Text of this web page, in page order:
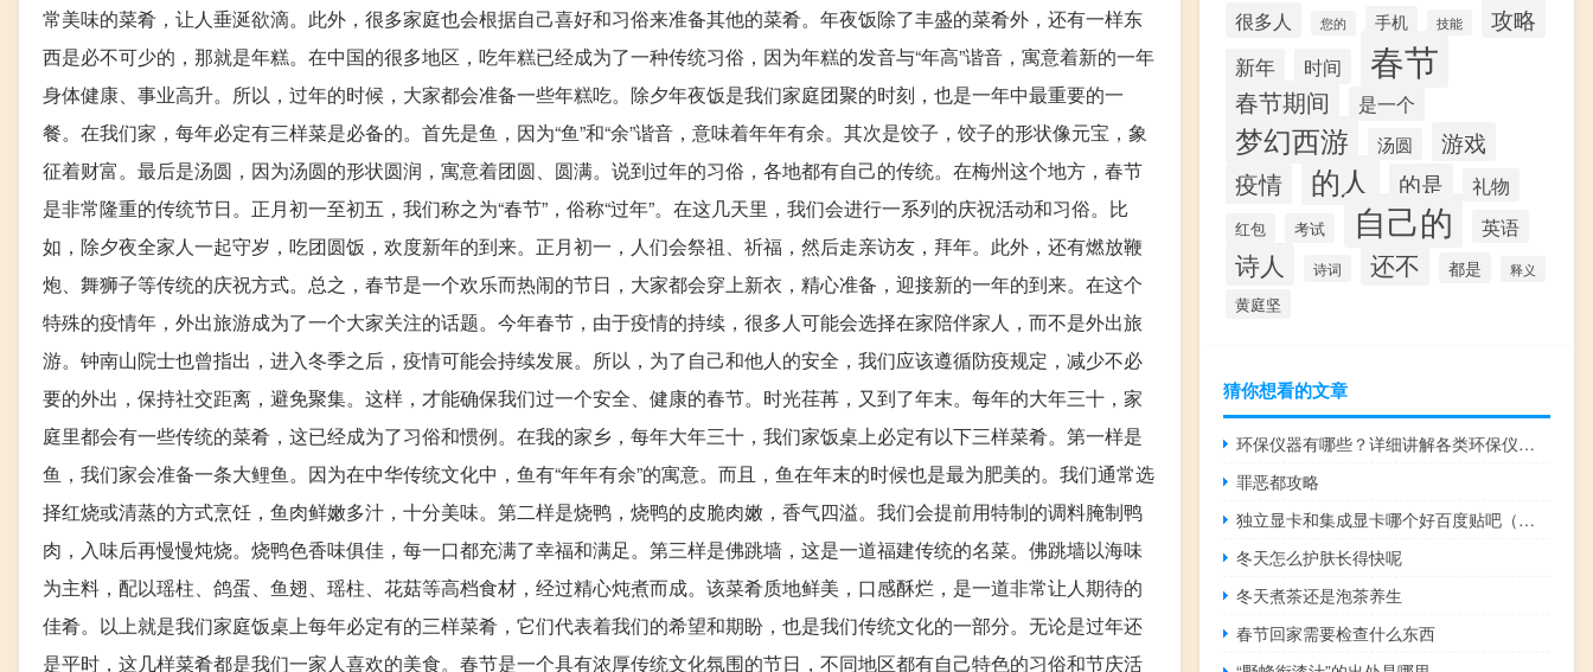
常美味的菜肴，让人垂涎欲滴。此外，很多家庭也会根据自己喜好和习俗来准备其他的菜肴。年夜饭除了丰盛的菜肴外，还有一样东
西是必不可少的，那就是年糕。在中国的很多地区，吃年糕已经成为了一种传统习俗，因为年糕的发音与“年高”谐音，寓意着新的一年
身体健康、事业高升。所以，过年的时候，大家都会准备一些年糕吃。除夕年夜饭是我们家庭团聚的时刻，也是一年中最重要的一
餐。在我们家，每年必定有三样菜是必备的。首先是鱼，因为“鱼”和“余”谐音，意味着年年有余。其次是饺子，饺子的形状像元宝，象
征着财富。最后是汤圆，因为汤圆的形状圆润，寓意着团圆、圆满。说到过年的习俗，各地都有自己的传统。在梅州这个地方，春节
是非常隆重的传统节日。正月初一至初五，我们称之为“春节”，俗称“过年”。在这几天里，我们会进行一系列的庆祝活动和习俗。比
如，除夕夜全家人一起守岁，吃团圆饭，欢度新年的到来。正月初一，人们会祭祖、祈福，然后走亲访友，拜年。此外，还有燃放鞭
炮、舞狮子等传统的庆祝方式。总之，春节是一个欢乐而热闹的节日，大家都会穿上新衣，精心准备，迎接新的一年的到来。在这个
特殊的疫情年，外出旅游成为了一个大家关注的话题。今年春节，由于疫情的持续，很多人可能会选择在家陪伴家人，而不是外出旅
游。钟南山院士也曾指出，进入冬季之后，疫情可能会持续发展。所以，为了自己和他人的安全，我们应该遵循防疫规定，减少不必
要的外出，保持社交距离，避免聚集。这样，才能确保我们过一个安全、健康的春节。时光荏苒，又到了年末。每年的大年三十，家
庭里都会有一些传统的菜肴，这已经成为了习俗和惯例。在我的家乡，每年大年三十，我们家饭桌上必定有以下三样菜肴。第一样是
鱼，我们家会准备一条大鲤鱼。因为在中华传统文化中，鱼有“年年有余”的寓意。而且，鱼在年末的时候也是最为肥美的。我们通常选
择红烧或清蒸的方式烹饪，鱼肉鲜嫩多汁，十分美味。第二样是烧鸭，烧鸭的皮脆肉嫩，香气四溢。我们会提前用特制的调料腌制鸭
肉，入味后再慢慢炖烧。烧鸭色香味俱佳，每一口都充满了幸福和满足。第三样是佛跳墙，这是一道福建传统的名菜。佛跳墙以海味
为主料，配以瑶柱、鸽蛋、鱼翅、瑶柱、花菇等高档食材，经过精心炖煮而成。该菜肴质地鲜美，口感酥烂，是一道非常让人期待的
佳肴。以上就是我们家庭饭桌上每年必定有的三样菜肴，它们代表着我们的希望和期盼，也是我们传统文化的一部分。无论是过年还
是平时，这几样菜肴都是我们一家人喜欢的美食。春节是一个具有浓厚传统文化氛围的节日，不同地区都有自己特色的习俗和节庆活
很多人 您的 手机 技能 攻略
新年 时间 春节
春节期间 是一个
梦幻西游 汤圆 游戏
疫情 的人 的是 礼物
红包 考试 自己的 英语
诗人 诗词 还不 都是 释义
黄庭坚
猜你想看的文章
环保仪器有哪些？详细讲解各类环保仪器的使用方法
罪恶都攻略
独立显卡和集成显卡哪个好百度贴吧（独立显卡和集成显卡哪个好）
冬天怎么护肤长得快呢
冬天煮茶还是泡茶养生
春节回家需要检查什么东西